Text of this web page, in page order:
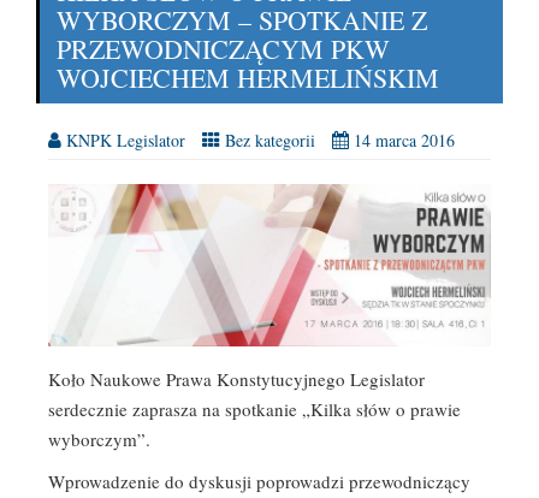
WYBORCZYM – SPOTKANIE Z
PRZEWODNICZĄCYM PKW
WOJCIECHEM HERMELIŃSKIM
KNPK Legislator Bez kategorii 14 marca 2016
Koło Naukowe Prawa Konstytucyjnego Legislator
serdecznie zaprasza na spotkanie „Kilka słów o prawie
wyborczym”.
Wprowadzenie do dyskusji poprowadzi przewodniczący